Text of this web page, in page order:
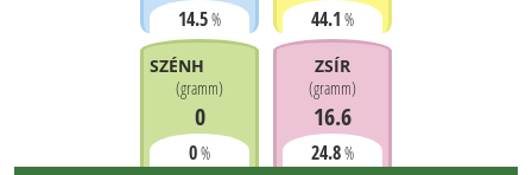
14.5% 44.1 %
SZÉNHIDRÁT
(gramm)
0
0%
ZSÍR
(gramm)
16.6
24.8%